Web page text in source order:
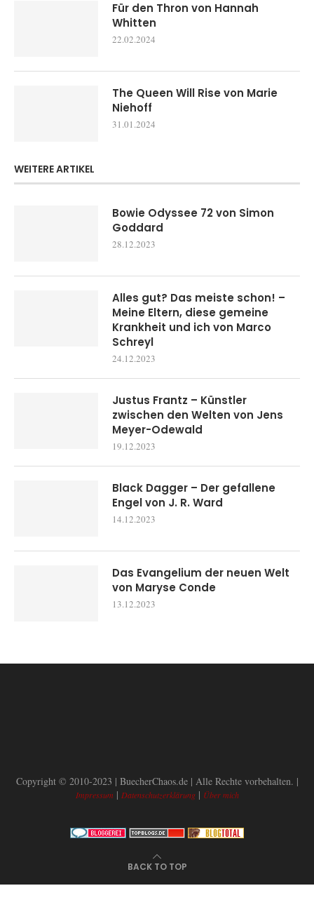
Für den Thron von Hannah
Whitten
22.02.2024
The Queen Will Rise von Marie
Niehoff
31.01.2024
WEITERE ARTIKEL
Bowie Odyssee 72 von Simon
Goddard
28.12.2023
Alles gut? Das meiste schon! –
Meine Eltern, diese gemeine
Krankheit und ich von Marco
Schreyl
24.12.2023
Justus Frantz – Künstler
zwischen den Welten von Jens
Meyer-Odewald
19.12.2023
Black Dagger – Der gefallene
Engel von J. R. Ward
14.12.2023
Das Evangelium der neuen Welt
von Maryse Conde
13.12.2023
Copyright © 2010-2023 | BuecherChaos.de | Alle Rechte vorbehalten. |
Impressum | Datenschutzerklärung| Über mich
BACK TO TOP